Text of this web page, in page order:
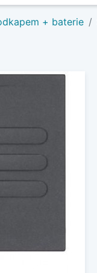
+ baterie